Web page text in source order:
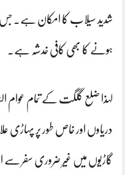
شدید سیلاب کا امکان ہے۔
ہونے کا بھی کافی خدشہ ہے۔
لہذا ضلع گلگت کے تمام عوام
دریاوں اور خاص طور پر پہاڑی
گاڑیوں میں غیر ضروری سفر سے